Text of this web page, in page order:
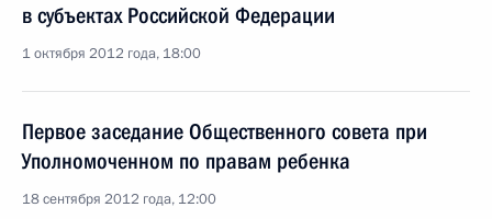
в субъектах Российской Федерации
1 октября 2012 года, 18:00
Первое заседание Общественного совета при
Уполномоченном по правам ребенка
18 сентября 2012 года, 12:00